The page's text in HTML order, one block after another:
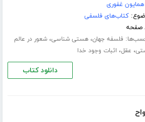
همایون غفوری
کتاب‌های فلسفی
فلسفه جهان،هستی شناسی،شعور در عالم
، عقل، اثبات وجود خدا
دانلود کتاب